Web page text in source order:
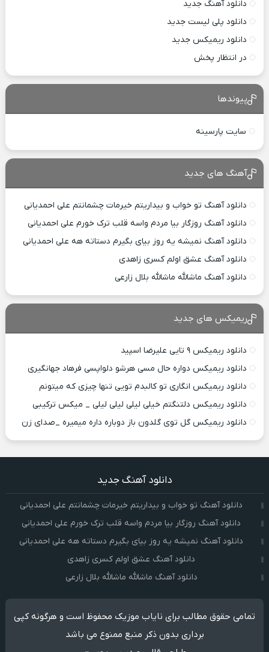
دانلود آهنگ جدید
دانلود پلی لیست جدید
دانلود ریمیکس جدید
در انتظار پخش
پیوندها
سایت پارسینه
آهنگ های جدید
دانلود آهنگ تو خواب و بیداریتم خیرمات چشمانتم علی احمدیانی
دانلود آهنگ روزگار بیا مردم واسه قلب ترک خورم علی احمدیانی
دانلود آهنگ نمیشه یه روز بیای بگیرم دستاته هه علی احمدیانی
دانلود آهنگ عشق اولم کسری زاهدی
دانلود آهنگ ماشالله ماشالله بلال زارعی
ریمیکس های جدید
دانلود ریمیکس ۹ تایی علیرضا اسپید
دانلود ریمیکس دواره حال مسی هرشو دلواپسی فرهاد جهانگیری
دانلود ریمیکس انگاری تو کالبدم تویی تنها چیزی که میتونم
دانلود ریمیکس دلتنگتم خیلی لیلی لیلی لیلی _ میکس ترکیبی
دانلود ریمیکس گل توی گلدون باز دوباره داره میمیره _صدای زن
دانلود آهنگ جدید
دانلود آهنگ تو خواب و بیداریتم خیرمات چشمانتم علی احمدیانی
دانلود آهنگ روزگار بیا مردم واسه قلب ترک خورم علی احمدیانی
دانلود آهنگ نمیشه یه روز بیای بگیرم دستاته هه علی احمدیانی
دانلود آهنگ عشق اولم کسری زاهدی
دانلود آهنگ ماشالله ماشالله بلال زارعی
تمامی حقوق مطالب برای نایاب موزیک محفوظ است و هرگونه کپی
برداری بدون ذکر منبع ممنوع می باشد